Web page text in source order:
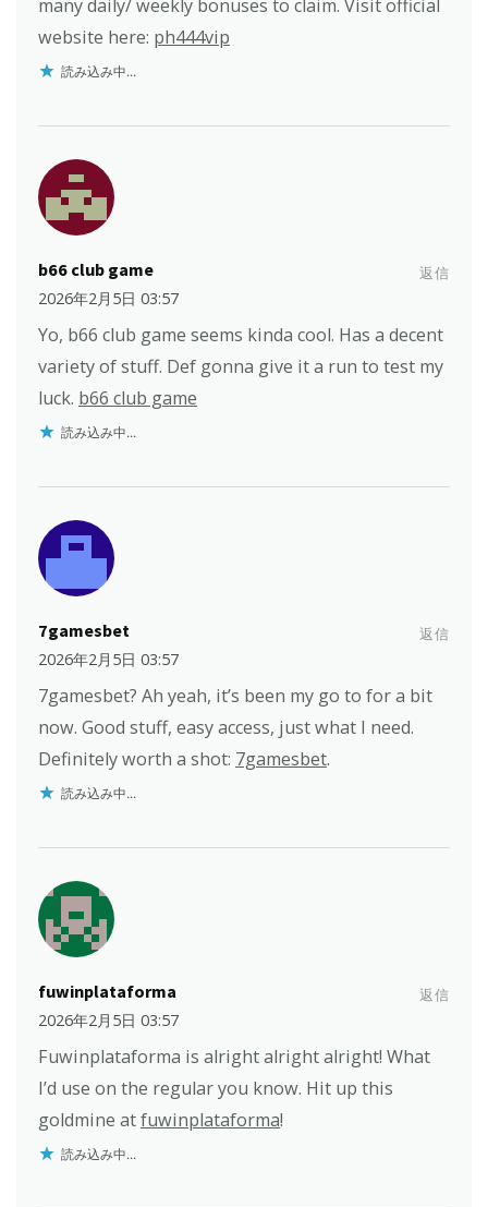
many daily/ weekly bonuses to claim. Visit official
website here: ph444vip
読み込み中...
b66 club game
2026年2月5日 03:57
返信
Yo, b66 club game seems kinda cool. Has a decent
variety of stuff. Def gonna give it a run to test my
luck. b66 club game
読み込み中...
7gamesbet
2026年2月5日 03:57
返信
7gamesbet? Ah yeah, it’s been my go to for a bit
now. Good stuff, easy access, just what I need.
Definitely worth a shot: 7gamesbet.
読み込み中...
fuwinplataforma
2026年2月5日 03:57
返信
Fuwinplataforma is alright alright alright! What
I’d use on the regular you know. Hit up this
goldmine atfuwinplataforma!
読み込み中...